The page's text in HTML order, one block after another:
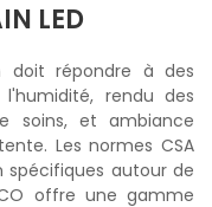
LED
doit répondre à des
rendu des
soins, et ambiance
Les normes CSA
spécifiques autour de
offre une gamme